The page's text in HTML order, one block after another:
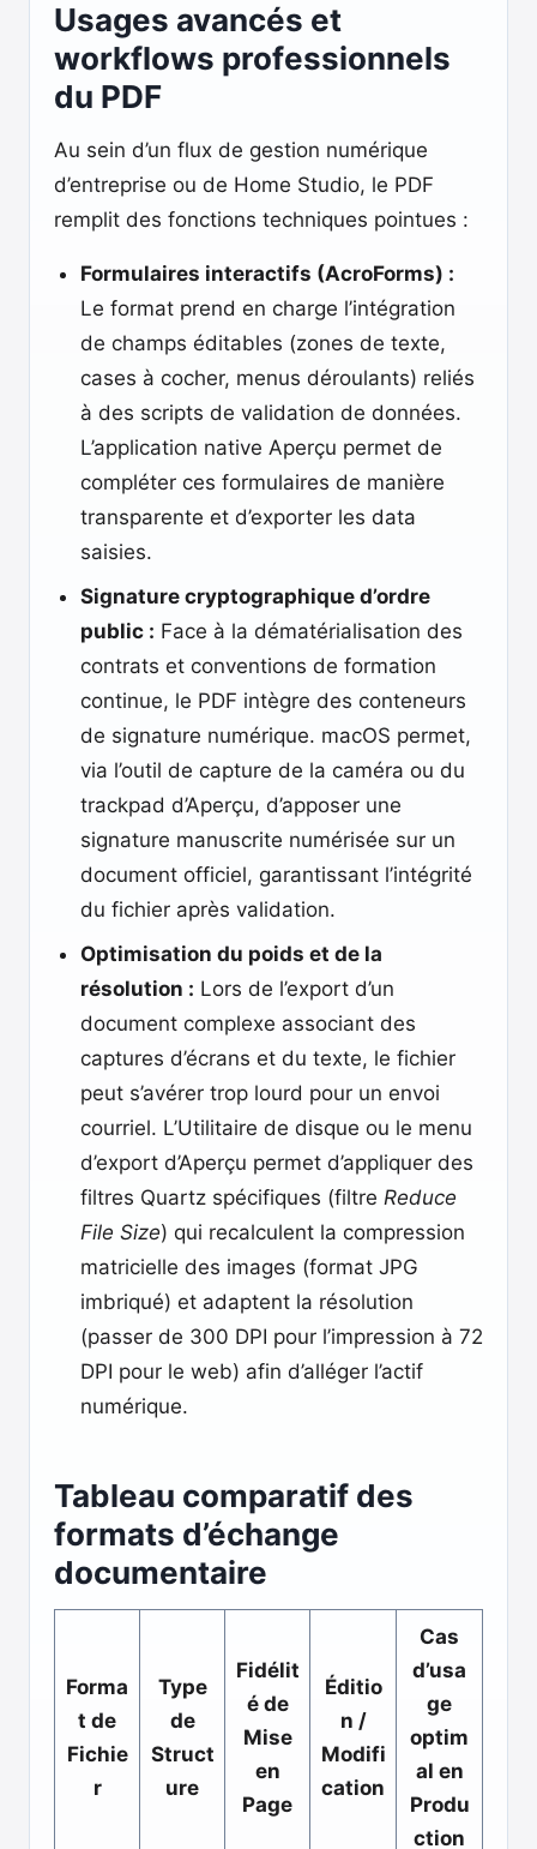
Usages avancés et
workflows professionnels
du PDF
Au sein d’un flux de gestion numérique
d’entreprise ou de Home Studio, le PDF
remplit des fonctions techniques pointues :
Formulaires interactifs (AcroForms) :
Le format prend en charge l’intégration
de champs éditables (zones de texte,
cases à cocher, menus déroulants) reliés
à des scripts de validation de données.
L’application native Aperçu permet de
compléter ces formulaires de manière
transparente et d’exporter les data
saisies.
Signature cryptographique d’ordre
public : Face à la dématérialisation des
contrats et conventions de formation
continue, le PDF intègre des conteneurs
de signature numérique. macOS permet,
via l’outil de capture de la caméra ou du
trackpad d’Aperçu, d’apposer une
signature manuscrite numérisée sur un
document officiel, garantissant l’intégrité
du fichier après validation.
Optimisation du poids et de la
résolution : Lors de l’export d’un
document complexe associant des
captures d’écrans et du texte, le fichier
peut s’avérer trop lourd pour un envoi
courriel. L’Utilitaire de disque ou le menu
d’export d’Aperçu permet d’appliquer des
filtres Quartz spécifiques (filtre Reduce
File Size) qui recalculent la compression
matricielle des images (format JPG
imbriqué) et adaptent la résolution
(passer de 300 DPI pour l’impression à 72
DPI pour le web) afin d’alléger l’actif
numérique.
Tableau comparatif des
formats d’échange
documentaire
Forma
t de
Fichie
r
Type
de
Struct
ure
Fidélit
é de
Mise
en
Page
Éditio
n /
Modifi
cation
Cas
d’usa
ge
optim
al en
Produ
ction